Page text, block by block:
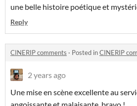
une belle histoire poétique et
Reply
CINERIP comments · Posted inCINERIP
2 years ago
Une mise en scène excellente au